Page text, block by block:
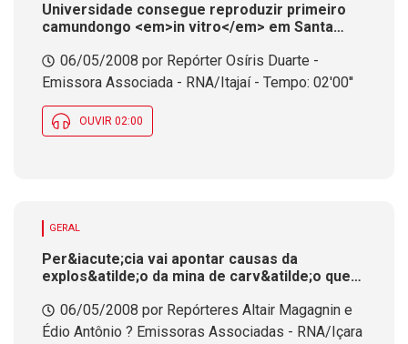
Universidade consegue reproduzir primeiro
camundongo <em>in vitro</em> em Santa
utiliza&ccedil;&atilde;o de animais
06/05/2008 por Repórter Osíris Duarte -
Emissora Associada - RNA/Itajaí - Tempo: 02'00''
OUVIR 02:00
GERAL
Per&iacute;cia vai apontar causas da
explos&atilde;o da mina de carv&atilde;o que
06/05/2008 por Repórteres Altair Magagnin e
Édio Antônio ? Emissoras Associadas - RNA/Içara